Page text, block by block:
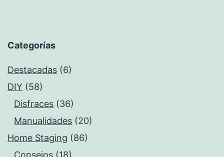
Categorías
Destacadas (6)
DIY (58)
Disfraces (36)
Manualidades (20)
Home Staging (86)
Consejos (18)